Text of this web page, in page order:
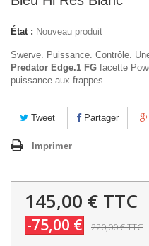
État : Nouveau produit
Swerve. Puissance. Contrôle.
Predator Edge.1 FG facette
puissance aux frappes.
Tweet Partager
Imprimer
145,00 € TTC
-75,00 € 220,00 €TTC